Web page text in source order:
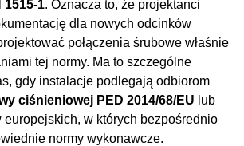
1515-1. Oznacza to, że projektanci
dla nowych odcinków
połączenia śrubowe właśnie
tej normy. Ma to szczególne
gdy instalacje podlegają odbiorom
ciśnieniowej PED 2014/68/EU lub
europejskich, w których bezpośrednio
normy wykonawcze.